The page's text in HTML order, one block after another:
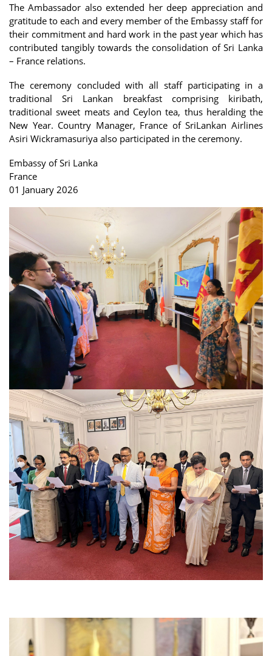
The Ambassador also extended her deep appreciation and
gratitude to each and every member of the Embassy staff for
their commitment and hard work in the past year which has
contributed tangibly towards the consolidation of Sri Lanka
– France relations.
The ceremony concluded with all staff participating in a
traditional Sri Lankan breakfast comprising kiribath,
traditional sweet meats and Ceylon tea, thus heralding the
New Year. Country Manager, France of SriLankan Airlines
Asiri Wickramasuriya also participated in the ceremony.
Embassy of Sri Lanka
France
01 January 2026